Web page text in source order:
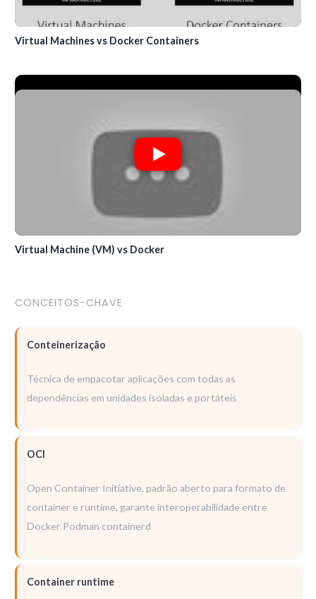
Virtual Machines vs Docker Containers
Virtual Machine (VM) vs Docker
CONCEITOS-CHAVE
Conteinerização
Técnica de empacotar aplicações com todas as
dependências em unidades isoladas e portáteis
OCI
Open Container Initiative, padrão aberto para formato de
container e runtime, garante interoperabilidade entre
Docker Podman containerd
Container runtime